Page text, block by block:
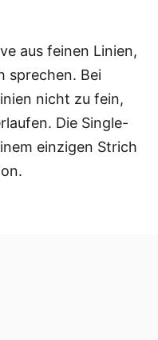
aus feinen Linien,
sprechen. Bei
nicht zu fein,
Die Single-
einzigen Strich